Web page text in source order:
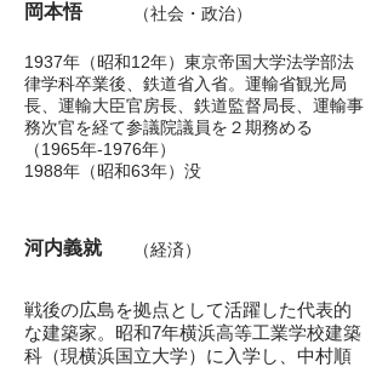
岡本悟 （社会・政治）
1937年（昭和12年）東京帝国大学法学部法
律学科卒業後、鉄道省入省。運輸省観光局
長、運輸大臣官房長、鉄道監督局長、 運輸事
務次官を経て参議院議員を２期務める
（1965年-1976年）
1988年（昭和63年）没
河内義就 （経済）
戦後の広島を拠点として活躍した代表的
な建築家。 昭和7年横浜高等工業学校建築
科 （現横浜国立大学）に入学し、中村順